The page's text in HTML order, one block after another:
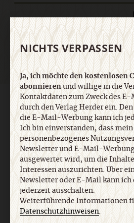
AGB und Widerrufsbelehrung
Impressum
Vertrag widerrufen
NICHTS VERPASSEN
Ja, ich möchte den kostenlosen
abonnierenund willige in die
Kontaktdaten zum Zweck des
durch den Verlag Herder ein.
die E-Mail-Werbung kann ich
Ich bin einverstanden, dass mein
personenbezogenes
Newsletter und E-Mail-
ausgewertet wird, um die
Interessen auszurichten. Über
Newsletter oder E-Mail kann ich
jederzeit ausschalten.
Weiterführende Informationen
Datenschutzhinweisen.